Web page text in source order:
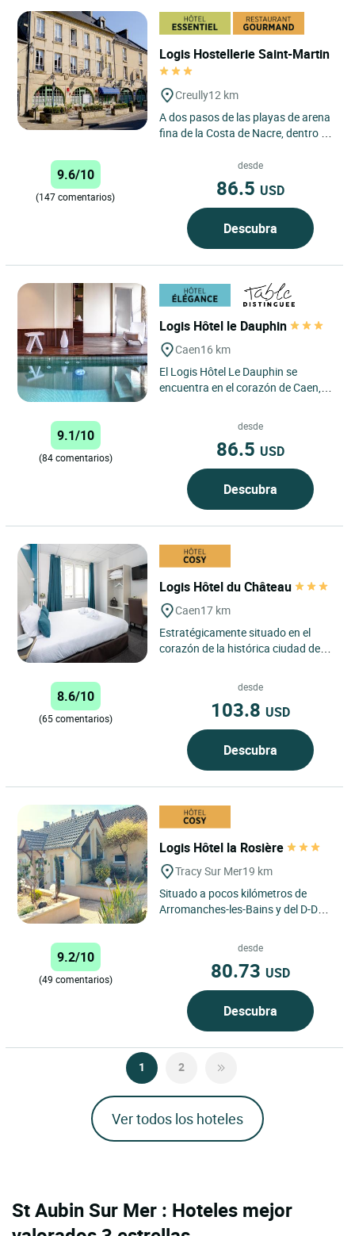
Logis Hostellerie Saint-Martin
Creully12 km
A dos pasos de las playas de arena
fina de la Costa de Nacre, dentro de
hostal “Saint-Martin"...
9.6/10
(147 comentarios)
desde
86.5 USD
Descubra
Logis Hôtel le Dauphin
Caen16 km
El Logis Hôtel Le Dauphin se
encuentra en el corazón de Caen,
castillo de Guillermo...
9.1/10
(84 comentarios)
desde
86.5 USD
Descubra
Logis Hôtel du Château
Caen17 km
Estratégicamente situado en el
corazón de la histórica ciudad de
goza de una ubicación...
8.6/10
(65 comentarios)
desde
103.8 USD
Descubra
Logis Hôtel la Rosière
Tracy Sur Mer19 km
Situado a pocos kilómetros de
Arromanches-les-Bains y del D-Day
Rosière tiene 24 cómodas
9.2/10
(49 comentarios)
desde
80.73 USD
Descubra
1 2
Ver todos los hoteles
St Aubin Sur Mer : Hoteles mejor